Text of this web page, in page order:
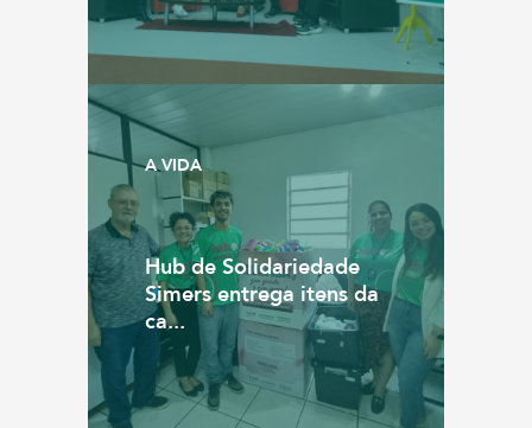
A VIDA
Hub de Solidariedade
Simers entrega itens da
ca...